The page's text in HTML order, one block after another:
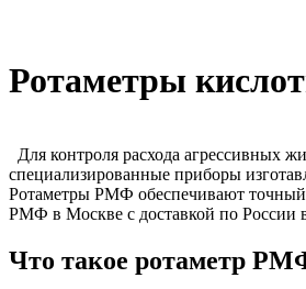
Ротаметры
Для контроля расхода агрессивных
специализированные приборы
Ротаметры РМФ обеспечивают точный
РМФ в Москве с доставкой по России
Что такое ротаметр